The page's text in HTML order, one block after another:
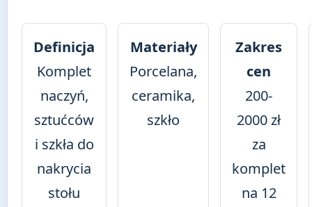
Definicja
Komplet
naczyń,
sztućców
i szkła do
nakrycia
stołu
Materiały
Porcelana,
ceramika,
szkło
Zakres
cen
200-
2000 zł
za
komplet
na 12